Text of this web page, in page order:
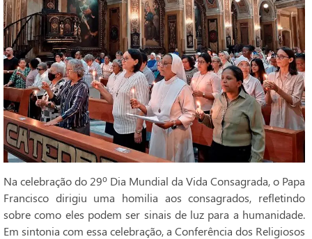
Na celebração do 29º Dia Mundial da Vida Consagrada, o Papa
Francisco dirigiu uma homilia aos consagrados, refletindo
sobre como eles podem ser sinais de luz para a humanidade.
Em sintonia com essa celebração, a Conferência dos Religiosos